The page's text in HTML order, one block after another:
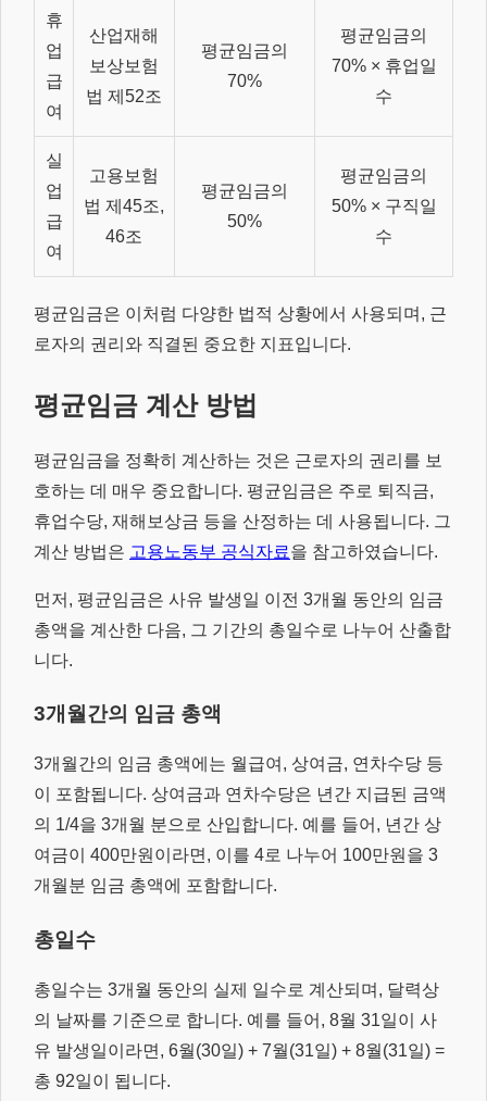
휴
업
급
여
산업재해
보상보험
법 제52조
평균임금의
70%
평균임금의
70% × 휴업일
수
실
업
급
여
고용보험
법 제45조,
46조
평균임금의
50%
평균임금의
50% × 구직일
수
평균임금은 이처럼 다양한 법적 상황에서 사용되며, 근
로자의 권리와 직결된 중요한 지표입니다.
평균임금 계산 방법
평균임금을 정확히 계산하는 것은 근로자의 권리를 보
호하는 데 매우 중요합니다. 평균임금은 주로 퇴직금,
휴업수당, 재해보상금 등을 산정하는 데 사용됩니다. 그
계산 방법은 고용노동부 공식자료을 참고하였습니다.
먼저, 평균임금은 사유 발생일 이전 3개월 동안의 임금
총액을 계산한 다음, 그 기간의 총일수로 나누어 산출합
니다.
3개월간의 임금 총액
3개월간의 임금 총액에는 월급여, 상여금, 연차수당 등
이 포함됩니다. 상여금과 연차수당은 년간 지급된 금액
의 1/4을 3개월 분으로 산입합니다. 예를 들어, 년간 상
여금이 400만원이라면, 이를 4로 나누어 100만원을 3
개월분 임금 총액에 포함합니다.
총일수
총일수는 3개월 동안의 실제 일수로 계산되며, 달력상
의 날짜를 기준으로 합니다. 예를 들어, 8월 31일이 사
유 발생일이라면, 6월(30일) + 7월(31일) + 8월(31일) =
총 92일이 됩니다.